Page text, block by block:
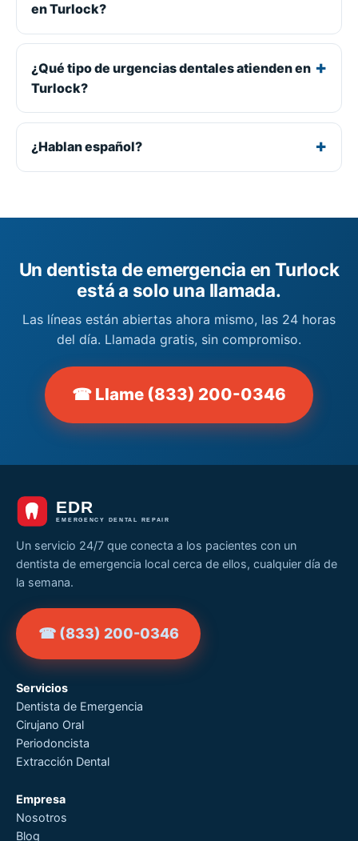
en Turlock?
¿Qué tipo de urgencias dentales atienden en
Turlock?
¿Hablan español?
Un dentista de emergencia en Turlock
está a solo una llamada.
Las líneas están abiertas ahora mismo, las 24 horas
del día. Llamada gratis, sin compromiso.
☎ Llame (833) 200-0346
Un servicio 24/7 que conecta a los pacientes con un
dentista de emergencia local cerca de ellos, cualquier día de
la semana.
☎ (833) 200-0346
Servicios
Dentista de Emergencia
Cirujano Oral
Periodoncista
Extracción Dental
Empresa
Nosotros
Blog